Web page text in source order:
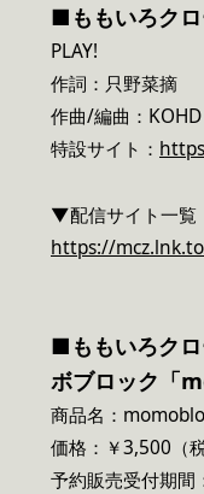
■ももいろク
PLAY!
作詞：只野菜摘
作曲/編曲：KOHD
特設サイト：
▼配信サイト一覧
https://
■ももいろク
ボブロック「
商品名：
価格：￥3,500（
予約販売受付期